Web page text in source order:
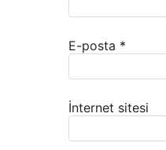
E-posta *
İnternet sitesi